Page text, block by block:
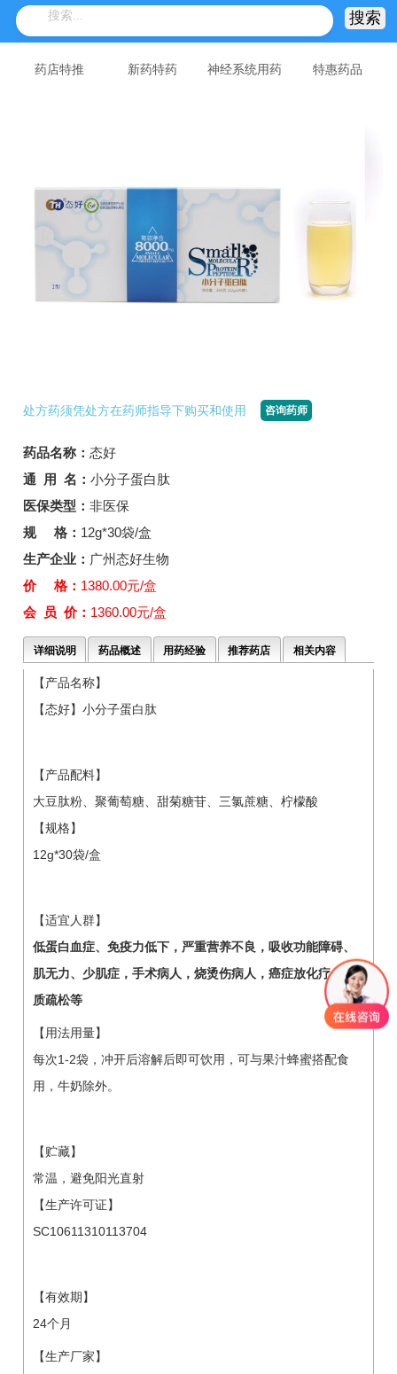
药店特推 新药特药 神经系统用药 特惠药品
处方药须凭处方在药师指导下购买和使用 咨询药师
药品名称： 态好
通 用 名： 小分子蛋白肽
医保类型： 非医保
规 格： 12g*30袋/盒
生产企业： 广州态好生物
价 格： 1380.00元/盒
会 员 价： 1360.00元/盒
详细说明 药品概述 用药经验 推荐药店 相关内容
【产品名称】
【态好】小分子蛋白肽
【产品配料】
大豆肽粉、聚葡萄糖、甜菊糖苷、三氯蔗糖、柠檬酸
【规格】
12g*30袋/盒
【适宜人群】
低蛋白血症、免疫力低下，严重营养不良，吸收功能障碍、
肌无力、少肌症，手术病人，烧烫伤病人，癌症放化疗，骨
质疏松等
【用法用量】
每次1-2袋，冲开后溶解后即可饮用，可与果汁蜂蜜搭配食
用，牛奶除外。
【贮藏】
常温，避免阳光直射
【生产许可证】
SC10611310113704
【有效期】
24个月
【生产厂家】